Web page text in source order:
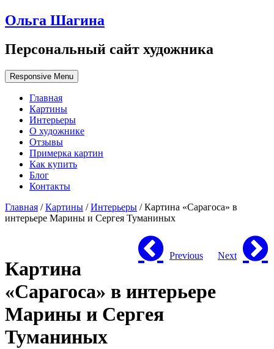
Ольга Шагина
Персональный сайт художника
Responsive Menu
Главная
Картины
Интерьеры
О художнике
Отзывы
Примерка картин
Как купить
Блог
Контакты
Главная /Картины /Интерьеры / Картина «Сарагоса» в
интерьере Марины и Сергея Туманиных
Previous Next
Картина
«Сарагоса» в интерьере
Марины и Сергея
Туманиных